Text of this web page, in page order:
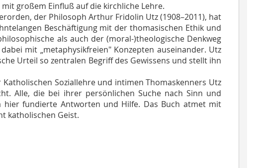
großem Einfluß auf die kirchliche Lehre.
der Philosoph Arthur Fridolin Utz (1908–2011), hat
Beschäftigung mit der thomasischen Ethik und
als auch der (moral-)theologische Denkweg
mit „metaphysikfreien" Konzepten auseinander. Utz
Urteil so zentralen Begriff des Gewissens und stellt ihn
Soziallehre und intimen Thomaskenners Utz
Alle, die bei ihrer persönlichen Suche nach Sinn und
fundierte Antworten und Hilfe. Das Buch atmet mit
katholischen Geist.